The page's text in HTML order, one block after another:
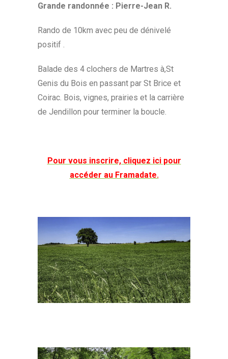
Grande randonnée : Pierre-Jean R.
Rando de 10km avec peu de dénivelé
positif .
Balade des 4 clochers de Martres à,St
Genis du Bois en passant par St Brice et
Coirac. Bois, vignes, prairies et la carrière
de Jendillon pour terminer la boucle.
Pour vous inscrire, cliquez ici pour
accéder au Framadate.